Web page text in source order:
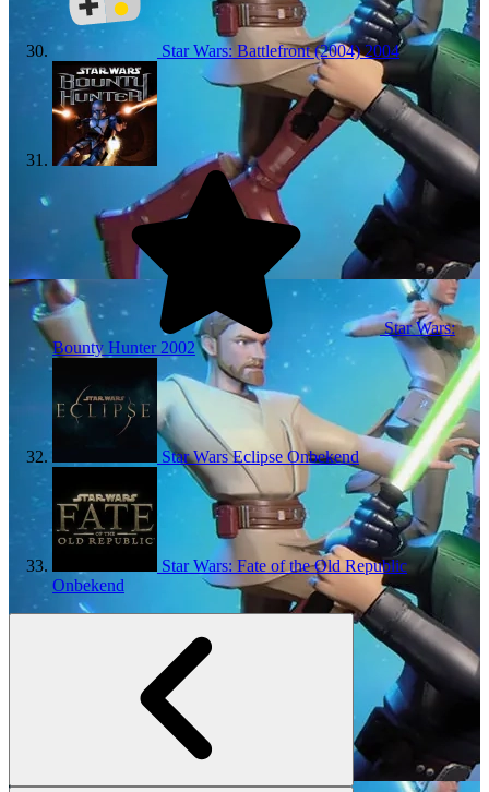
Star Wars: Battlefront (2004)2004
Star Wars:
Bounty Hunter 2002
Star Wars Eclipse Onbekend
Star Wars: Fate of the Old Republic
Onbekend